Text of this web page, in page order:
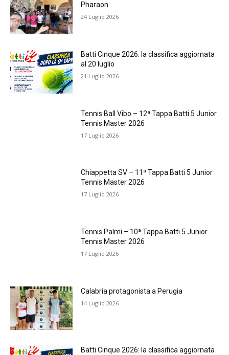
Pharaon
24 Luglio 2026
Batti Cinque 2026: la classifica aggiornata
al 20 luglio
21 Luglio 2026
Tennis Ball Vibo – 12ª Tappa Batti 5 Junior
Tennis Master 2026
17 Luglio 2026
Chiappetta SV – 11ª Tappa Batti 5 Junior
Tennis Master 2026
17 Luglio 2026
Tennis Palmi – 10ª Tappa Batti 5 Junior
Tennis Master 2026
17 Luglio 2026
Calabria protagonista a Perugia
14 Luglio 2026
Batti Cinque 2026: la classifica aggiornata